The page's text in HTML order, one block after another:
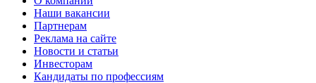
Наши вакансии
Партнерам
Реклама на сайте
Новости и статьи
Инвесторам
Кандидаты по профессиям